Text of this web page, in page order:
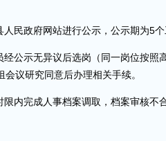
民政府网站进行公示，公示期为5个
经公示无异议后选岗（同一岗位按照
议研究同意后办理相关手续。
内完成人事档案调取，档案审核不